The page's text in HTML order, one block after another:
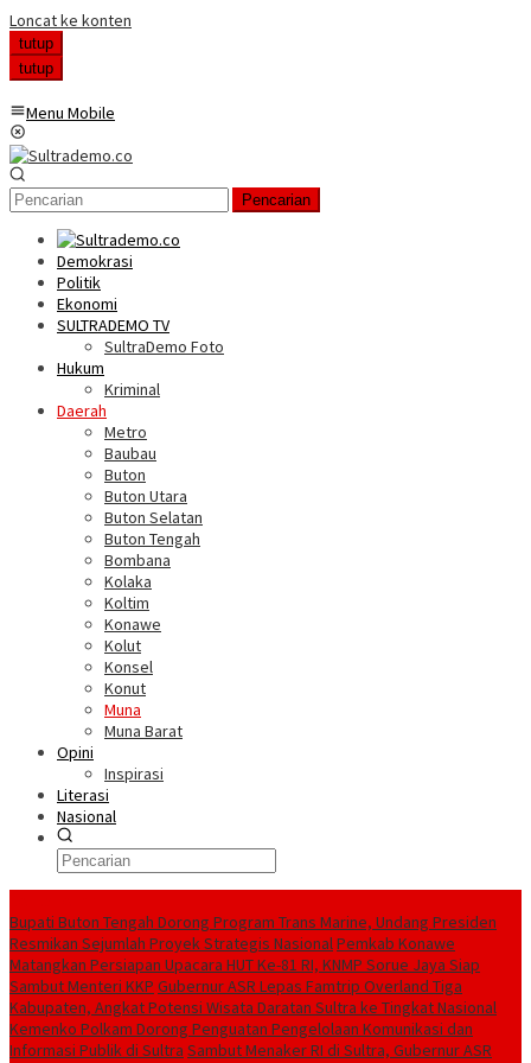
Loncat ke konten
tutup
tutup
Menu Mobile
Pencarian
Demokrasi
Politik
Ekonomi
SULTRADEMO TV
SultraDemo Foto
Hukum
Kriminal
Daerah
Metro
Baubau
Buton
Buton Utara
Buton Selatan
Buton Tengah
Bombana
Kolaka
Koltim
Konawe
Kolut
Konsel
Konut
Muna
Muna Barat
Opini
Inspirasi
Literasi
Nasional
Bupati Buton Tengah Dorong Program Trans Marine, Undang Presiden
Resmikan Sejumlah Proyek Strategis NasionalPemkab Konawe
Matangkan Persiapan Upacara HUT Ke-81 RI, KNMP Sorue Jaya Siap
Sambut Menteri KKP Gubernur ASR Lepas Famtrip Overland Tiga
Kabupaten, Angkat Potensi Wisata Daratan Sultra ke Tingkat Nasional
Kemenko Polkam Dorong Penguatan Pengelolaan Komunikasi dan
Informasi Publik di Sultra Sambut Menaker RI di Sultra, Gubernur ASR